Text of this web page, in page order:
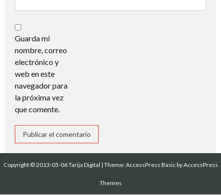
Guarda mi
nombre, correo
electrónico y
web en este
navegador para
la próxima vez
que comente.
Copyright © 2013-05-06 Tarija Digital | Theme:AccessPress Basicby AccessPress
Themes